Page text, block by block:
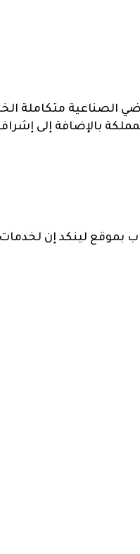
الأراضي الصناعية متكاملة
مختلف مناطق المملكة بالإضافة إلى
بموقع لينكد إن